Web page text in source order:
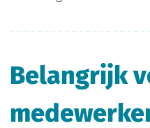
Belangrijk